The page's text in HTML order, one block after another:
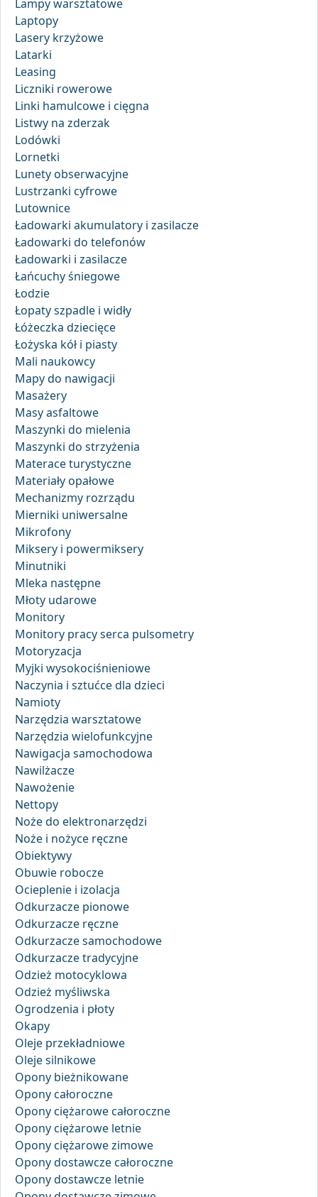
Lampy warsztatowe
Laptopy
Lasery krzyżowe
Latarki
Leasing
Liczniki rowerowe
Linki hamulcowe i cięgna
Listwy na zderzak
Lodówki
Lornetki
Lunety obserwacyjne
Lustrzanki cyfrowe
Lutownice
Ładowarki akumulatory i zasilacze
Ładowarki do telefonów
Ładowarki i zasilacze
Łańcuchy śniegowe
Łodzie
Łopaty szpadle i widły
Łóżeczka dziecięce
Łożyska kół i piasty
Mali naukowcy
Mapy do nawigacji
Masażery
Masy asfaltowe
Maszynki do mielenia
Maszynki do strzyżenia
Materace turystyczne
Materiały opałowe
Mechanizmy rozrządu
Mierniki uniwersalne
Mikrofony
Miksery i powermiksery
Minutniki
Mleka następne
Młoty udarowe
Monitory
Monitory pracy serca pulsometry
Motoryzacja
Myjki wysokociśnieniowe
Naczynia i sztućce dla dzieci
Namioty
Narzędzia warsztatowe
Narzędzia wielofunkcyjne
Nawigacja samochodowa
Nawilżacze
Nawożenie
Nettopy
Noże do elektronarzędzi
Noże i nożyce ręczne
Obiektywy
Obuwie robocze
Ocieplenie i izolacja
Odkurzacze pionowe
Odkurzacze ręczne
Odkurzacze samochodowe
Odkurzacze tradycyjne
Odzież motocyklowa
Odzież myśliwska
Ogrodzenia i płoty
Okapy
Oleje przekładniowe
Oleje silnikowe
Opony bieżnikowane
Opony całoroczne
Opony ciężarowe całoroczne
Opony ciężarowe letnie
Opony ciężarowe zimowe
Opony dostawcze całoroczne
Opony dostawcze letnie